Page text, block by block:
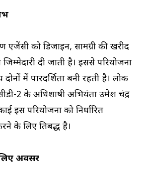
एजेंसी को डिजाइन, सामग्री की खरीद
दी जाती है। इससे परियोजना
में पारदर्शिता बनी रहती है। लोक
2 के अधिशाषी अभियंता उमेश चंद्र
इस परियोजना को निर्धारित
के लिए प्रतिबद्ध है।
अवसर